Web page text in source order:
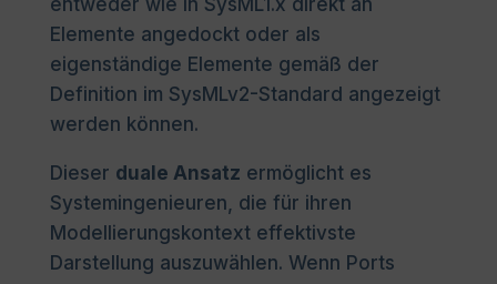
entweder wie in SysML1.x direkt an
Elemente angedockt oder als
eigenständige Elemente gemäß der
Definition im SysMLv2-Standard angezeigt
werden können.
Dieser duale Ansatz ermöglicht es
Systemingenieuren, die für ihren
Modellierungskontext effektivste
Darstellung auszuwählen. Wenn Ports